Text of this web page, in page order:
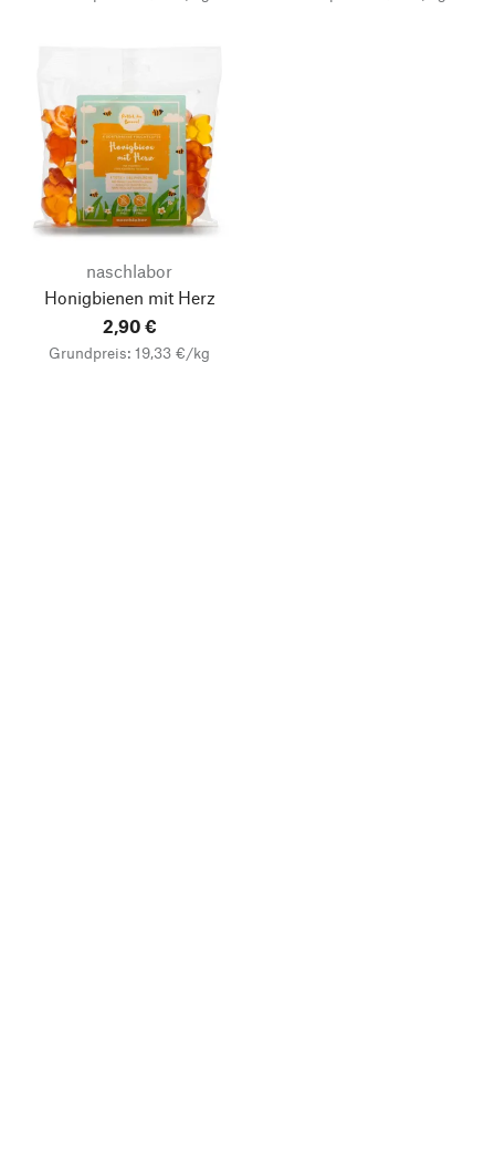
naschlabor
Honigbienen mit Herz
2,90 €
Grundpreis: 19,33 €/kg